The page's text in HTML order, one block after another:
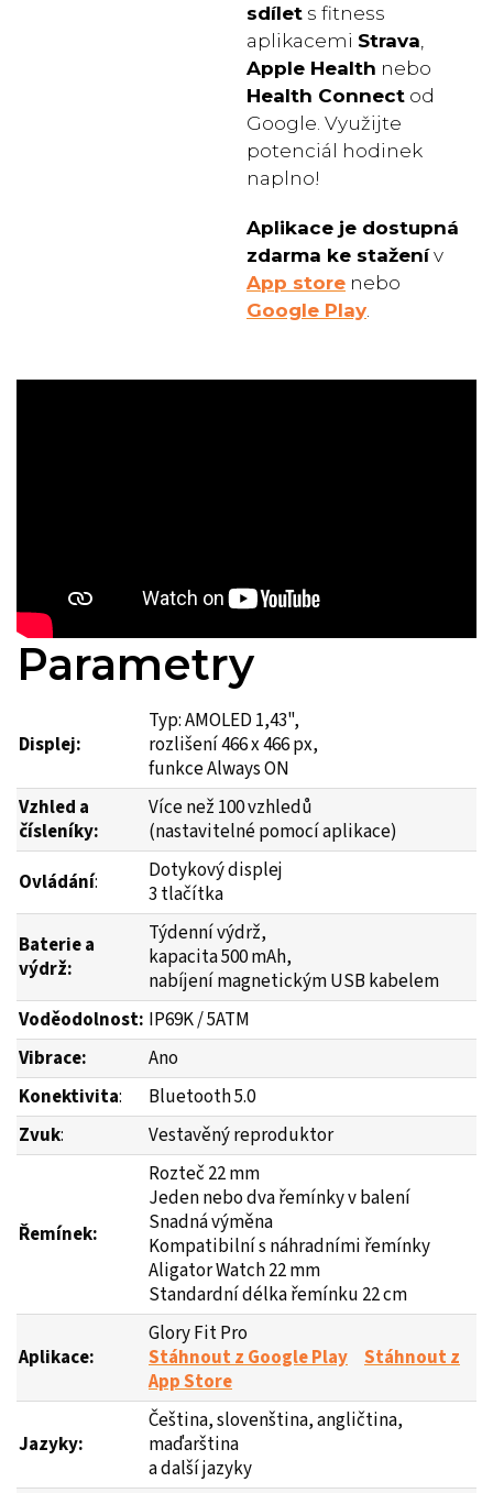
sdílet s fitness
aplikacemi Strava,
Apple Health nebo
Health Connect od
Google. Využijte
potenciál hodinek
naplno!
Aplikace je dostupná
zdarma ke staženív
App store nebo
Google Play.
Parametry
Displej:
Typ: AMOLED 1,43",
rozlišení 466 x 466 px,
funkce Always ON
Vzhled a
čísleníky:
Více než 100 vzhledů
(nastavitelné pomocí aplikace)
Ovládání:
Dotykový displej
3 tlačítka
Baterie a
výdrž:
Týdenní výdrž,
kapacita 500 mAh,
nabíjení magnetickým USB kabelem
Voděodolnost: IP69K / 5ATM
Vibrace:
Ano
Konektivita:
Bluetooth 5.0
Zvuk: Vestavěný reproduktor
Řemínek:
Rozteč 22 mm
Jeden nebo dva řemínky v balení
Snadná výměna
Kompatibilní s náhradními řemínky
Aligator Watch 22 mm
Standardní délka řemínku 22 cm
Aplikace:
Glory Fit Pro
Stáhnout z Google Play
Stáhnout z
App Store
Jazyky:
Čeština, slovenština, angličtina,
maďarština
a další jazyky